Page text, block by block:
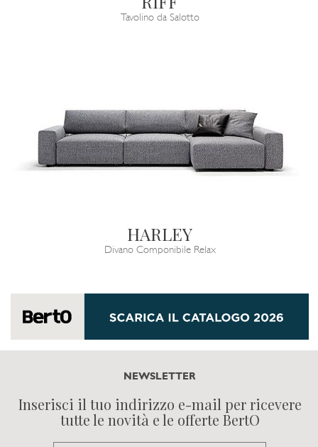
Tavolino da Salotto
HARLEY
Divano Componibile Relax
NEWSLETTER
Inserisci il tuo indirizzo e-mail per ricevere
tutte le novità e le offerte BertO